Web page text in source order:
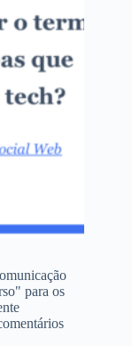
para os